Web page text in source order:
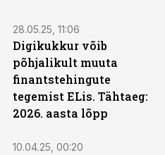
28.05.25, 11:06
Digikukkur võib
põhjalikult muuta
finantstehingute
tegemist ELis. Tähtaeg:
2026. aasta lõpp
10.04.25, 00:20